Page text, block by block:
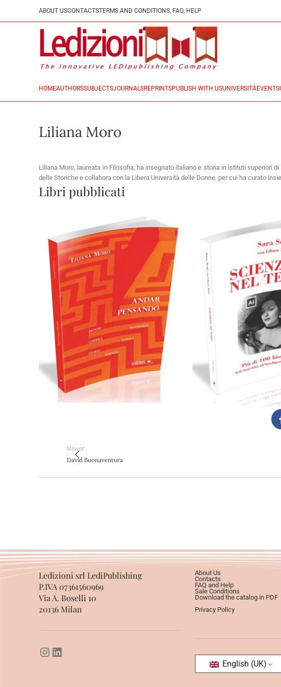
ABOUT USCONTACTSTERMS AND CONDITIONS, FAQ, HELP
HOMEAUTHORSSUBJECTSJOURNALSREPRINTSPUBLISH WITH USUNIVERSITÀEVENTS
Liliana Moro
Liliana Moro, laureata in Filosofia, ha insegnato italiano e storia in istituti superiori
delle Storiche e collabora con la Libera Università delle Donne, per cui ha curato
Libri pubblicati
CartaceoeBook in ePub
14,90€
Select options
Cartaceo
6,99€
Select
Newer
David Buonaventura
Ledizioni srl LediPublishing
P.IVA 07361560969
Via A. Boselli 10
20136 Milan
About Us
Contacts
FAQ and Help
Sale Conditions
Download the catalog in PDF
Privacy Policy
English (UK)